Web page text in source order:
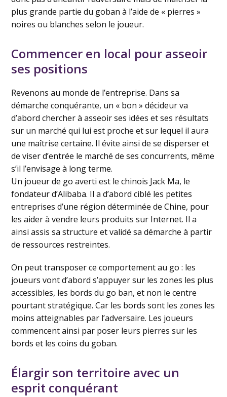
plus grande partie du goban à l’aide de « pierres »
noires ou blanches selon le joueur.
Commencer en local pour asseoir
ses positions
Revenons au monde de l’entreprise. Dans sa
démarche conquérante, un « bon » décideur va
d’abord chercher à asseoir ses idées et ses résultats
sur un marché qui lui est proche et sur lequel il aura
une maîtrise certaine. Il évite ainsi de se disperser et
de viser d’entrée le marché de ses concurrents, même
s’il l’envisage à long terme.
Un joueur de go averti est le chinois Jack Ma, le
fondateur d’Alibaba. Il a d’abord ciblé les petites
entreprises d’une région déterminée de Chine, pour
les aider à vendre leurs produits sur Internet. Il a
ainsi assis sa structure et validé sa démarche à partir
de ressources restreintes.
On peut transposer ce comportement au go : les
joueurs vont d’abord s’appuyer sur les zones les plus
accessibles, les bords du go ban, et non le centre
pourtant stratégique. Car les bords sont les zones les
moins atteignables par l’adversaire. Les joueurs
commencent ainsi par poser leurs pierres sur les
bords et les coins du goban.
Élargir son territoire avec un
esprit conquérant